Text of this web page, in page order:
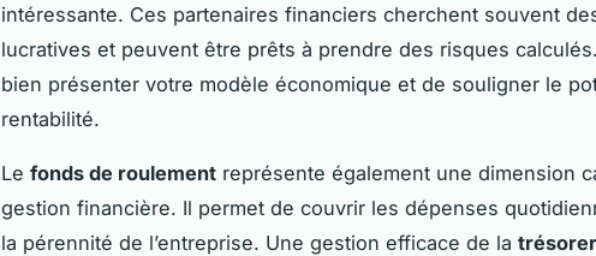
intéressante. Ces partenaires financiers cherchent souvent
lucratives et peuvent être prêts à prendre des risques
bien présenter votre modèle économique et de souligner le
rentabilité.
Le fonds de roulement représente également une dimension
gestion financière. Il permet de couvrir les dépenses
la pérennité de l’entreprise. Une gestion efficace de la